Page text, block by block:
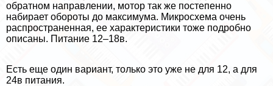
обратном направлении, мотор так же постепенно
набирает обороты до максимума. Микросхема очень
распространенная, ее хаpaктеристики тоже подробно
описаны. Питание 12–18в.
Есть еще один вариант, только это уже не для 12, а для
24в питания.